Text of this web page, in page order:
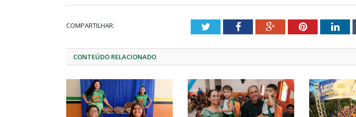
COMPARTILHAR: TwitterFacebookGoogle+Pinterest
CONTEÚDO RELACIONADO